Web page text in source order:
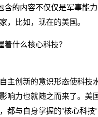
含的内容不仅仅是军事能
，比如，现在的美国。
主创新的意识形态使科技
力也就随之而来了。美
与自身掌握的“核心科技”